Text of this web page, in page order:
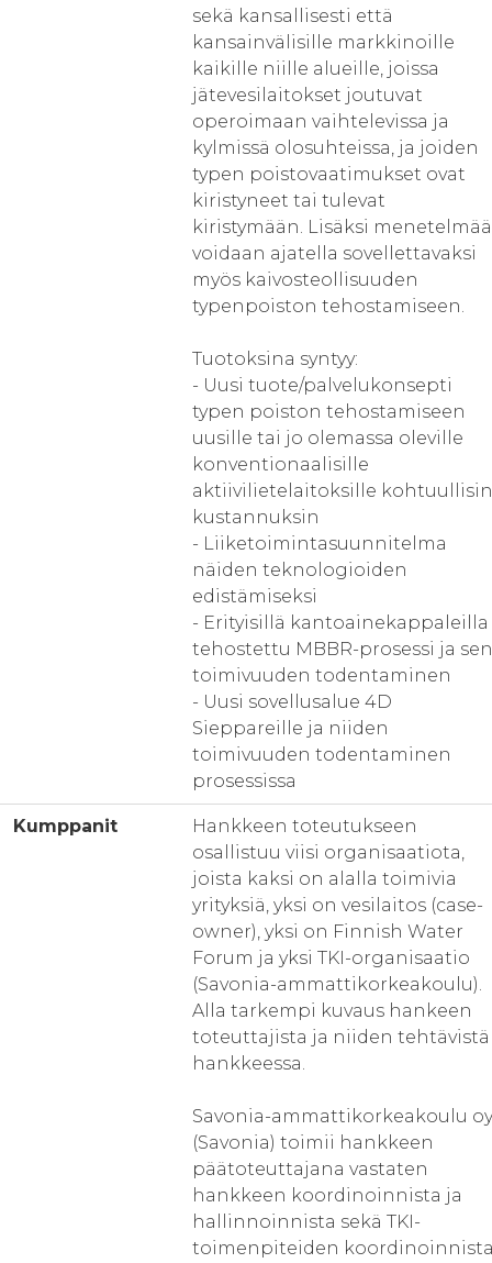
sekä kansallisesti että
kansainvälisille markkinoille
kaikille niille alueille, joissa
jätevesilaitokset joutuvat
operoimaan vaihtelevissa ja
kylmissä olosuhteissa, ja joiden
typen poistovaatimukset ovat
kiristyneet tai tulevat
kiristymään. Lisäksi menetelmää
voidaan ajatella sovellettavaksi
myös kaivosteollisuuden
typenpoiston tehostamiseen.
Tuotoksina syntyy:
- Uusi tuote/palvelukonsepti
typen poiston tehostamiseen
uusille tai jo olemassa oleville
konventionaalisille
aktiivilietelaitoksille kohtuullisin
kustannuksin
- Liiketoimintasuunnitelma
näiden teknologioiden
edistämiseksi
- Erityisillä kantoainekappaleilla
tehostettu MBBR-prosessi ja sen
toimivuuden todentaminen
- Uusi sovellusalue 4D
Sieppareille ja niiden
toimivuuden todentaminen
prosessissa
Kumppanit
Hankkeen toteutukseen
osallistuu viisi organisaatiota,
joista kaksi on alalla toimivia
yrityksiä, yksi on vesilaitos (case-
owner), yksi on Finnish Water
Forum ja yksi TKI-organisaatio
(Savonia-ammattikorkeakoulu).
Alla tarkempi kuvaus hankeen
toteuttajista ja niiden tehtävistä
hankkeessa.
Savonia-ammattikorkeakoulu oy
(Savonia) toimii hankkeen
päätoteuttajana vastaten
hankkeen koordinoinnista ja
hallinnoinnista sekä TKI-
toimenpiteiden